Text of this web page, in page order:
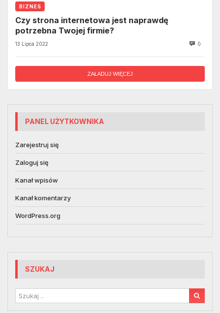
BIZNES
Czy strona internetowa jest naprawdę
potrzebna Twojej firmie?
13 Lipca 2022 0
ZAŁADUJ WIĘCEJ
PANEL UŻYTKOWNIKA
Zarejestruj się
Zaloguj się
Kanał wpisów
Kanał komentarzy
WordPress.org
SZUKAJ